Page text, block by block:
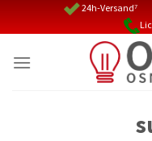
24h-Versand⁷